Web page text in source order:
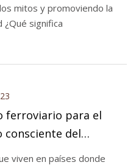
mitos y promoviendo la
¿Qué significa
ferroviario para el
consciente del
viven en países donde